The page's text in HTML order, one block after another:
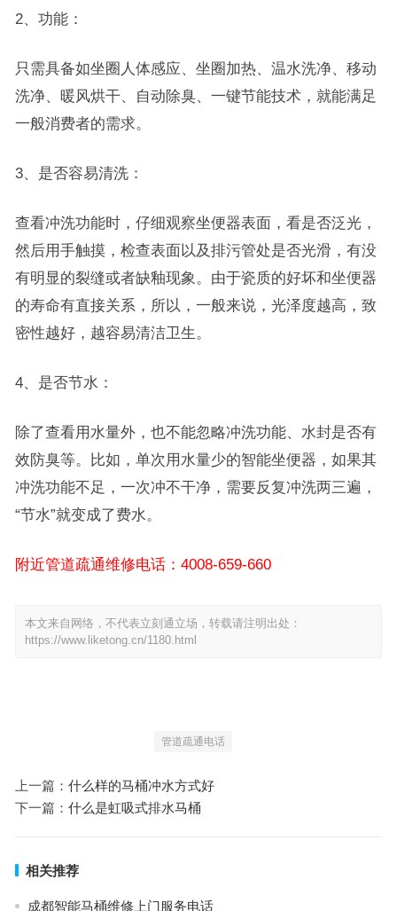
2、功能：
只需具备如坐圈人体感应、坐圈加热、温水洗净、移动
洗净、暖风烘干、自动除臭、一键节能技术，就能满足
一般消费者的需求。
3、是否容易清洗：
查看冲洗功能时，仔细观察坐便器表面，看是否泛光，
然后用手触摸，检查表面以及排污管处是否光滑，有没
有明显的裂缝或者缺釉现象。由于瓷质的好坏和坐便器
的寿命有直接关系，所以，一般来说，光泽度越高，致
密性越好，越容易清洁卫生。
4、是否节水：
除了查看用水量外，也不能忽略冲洗功能、水封是否有
效防臭等。比如，单次用水量少的智能坐便器，如果其
冲洗功能不足，一次冲不干净，需要反复冲洗两三遍，
“节水”就变成了费水。
附近管道疏通维修电话：4008-659-660
本文来自网络，不代表立刻通立场，转载请注明出处：
https://www.liketong.cn/1180.html
管道疏通电话
上一篇： 什么样的马桶冲水方式好
下一篇： 什么是虹吸式排水马桶
相关推荐
成都智能马桶维修上门服务电话